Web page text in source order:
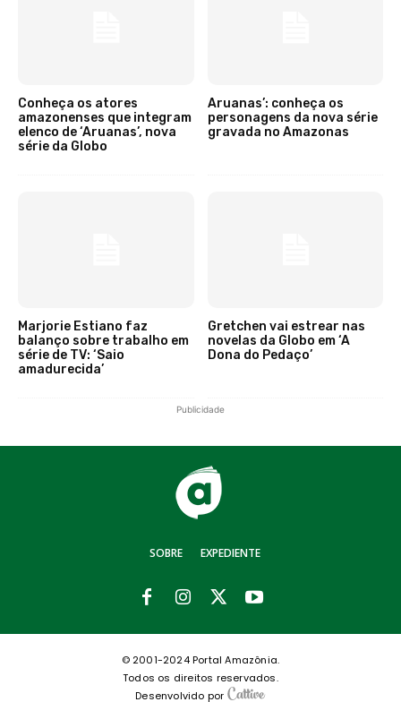
Conheça os atores
amazonenses que integram
elenco de ‘Aruanas’, nova
série da Globo
Aruanas’: conheça os
personagens da nova série
gravada no Amazonas
Marjorie Estiano faz
balanço sobre trabalho em
série de TV: ‘Saio
amadurecida’
Gretchen vai estrear nas
novelas da Globo em ‘A
Dona do Pedaço’
Publicidade
SOBRE EXPEDIENTE
© 2001-2024 Portal Amazônia.
Todos os direitos reservados.
Desenvolvido por